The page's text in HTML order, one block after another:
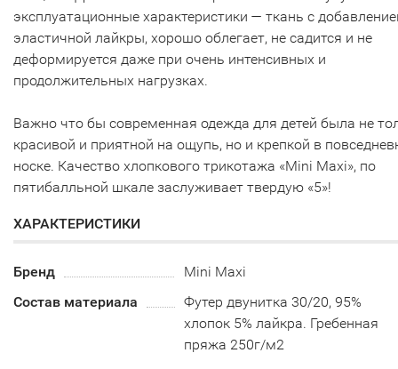
эксплуатационные характеристики — ткань с
эластичной лайкры, хорошо облегает, не садится и не
деформируется даже при очень интенсивных и
продолжительных нагрузках.
Важно что бы современная одежда для детей была не
красивой и приятной на ощупь, но и крепкой в
носке. Качество хлопкового трикотажа «Mini Maxi», по
пятибалльной шкале заслуживает твердую «5»!
ХАРАКТЕРИСТИКИ
Бренд
Mini Maxi
Состав материала
Футер двунитка 30/20, 95%
хлопок 5% лайкра. Гребенная
пряжа 250г/м2